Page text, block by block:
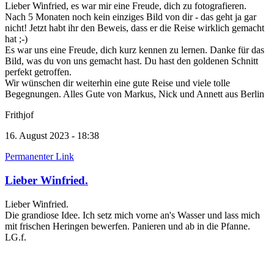
Lieber Winfried, es war mir eine Freude, dich zu fotografieren.
Nach 5 Monaten noch kein einziges Bild von dir - das geht ja gar
nicht! Jetzt habt ihr den Beweis, dass er die Reise wirklich gemacht
hat ;-)
Es war uns eine Freude, dich kurz kennen zu lernen. Danke für das
Bild, was du von uns gemacht hast. Du hast den goldenen Schnitt
perfekt getroffen.
Wir wünschen dir weiterhin eine gute Reise und viele tolle
Begegnungen. Alles Gute von Markus, Nick und Annett aus Berlin
Frithjof
16. August 2023 - 18:38
Permanenter Link
Lieber Winfried.
Lieber Winfried.
Die grandiose Idee. Ich setz mich vorne an's Wasser und lass mich
mit frischen Heringen bewerfen. Panieren und ab in die Pfanne.
LG.f.